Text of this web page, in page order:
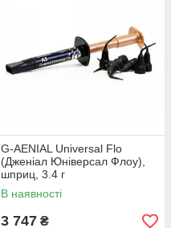
G-AENIAL Universal Flo
(Дженіал Юніверсал Флоу),
шприц, 3.4 г
В наявності
3 747 ₴